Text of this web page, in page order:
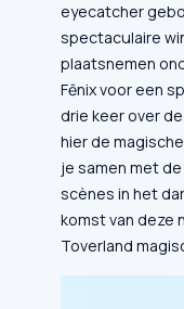
eyecatcher
spectaculaire
plaatsnemen
Fēnix voor een
drie keer over
hier de
je samen met
scènes in het
komst van deze
Toverland